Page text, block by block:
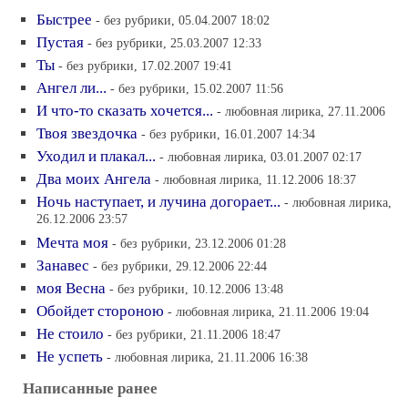
Быстрее - без рубрики, 05.04.2007 18:02
Пустая - без рубрики, 25.03.2007 12:33
Ты - без рубрики, 17.02.2007 19:41
Ангел ли... - без рубрики, 15.02.2007 11:56
И что-то сказать хочется... - любовная лирика, 27.11.2006
Твоя звездочка - без рубрики, 16.01.2007 14:34
Уходил и плакал... - любовная лирика, 03.01.2007 02:17
Два моих Ангела - любовная лирика, 11.12.2006 18:37
Ночь наступает, и лучина догорает... - любовная лирика,
26.12.2006 23:57
Мечта моя - без рубрики, 23.12.2006 01:28
Занавес - без рубрики, 29.12.2006 22:44
моя Весна - без рубрики, 10.12.2006 13:48
Обойдет стороною - любовная лирика, 21.11.2006 19:04
Не стоило - без рубрики, 21.11.2006 18:47
Не успеть - любовная лирика, 21.11.2006 16:38
Написанные ранее